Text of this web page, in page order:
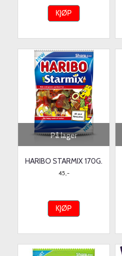
KJØP
På lager
HARIBO STARMIX 170G.
45,-
KJØP